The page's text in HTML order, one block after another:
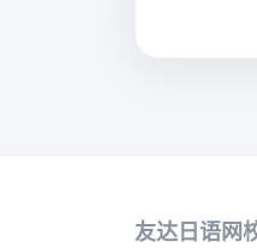
友达日语网